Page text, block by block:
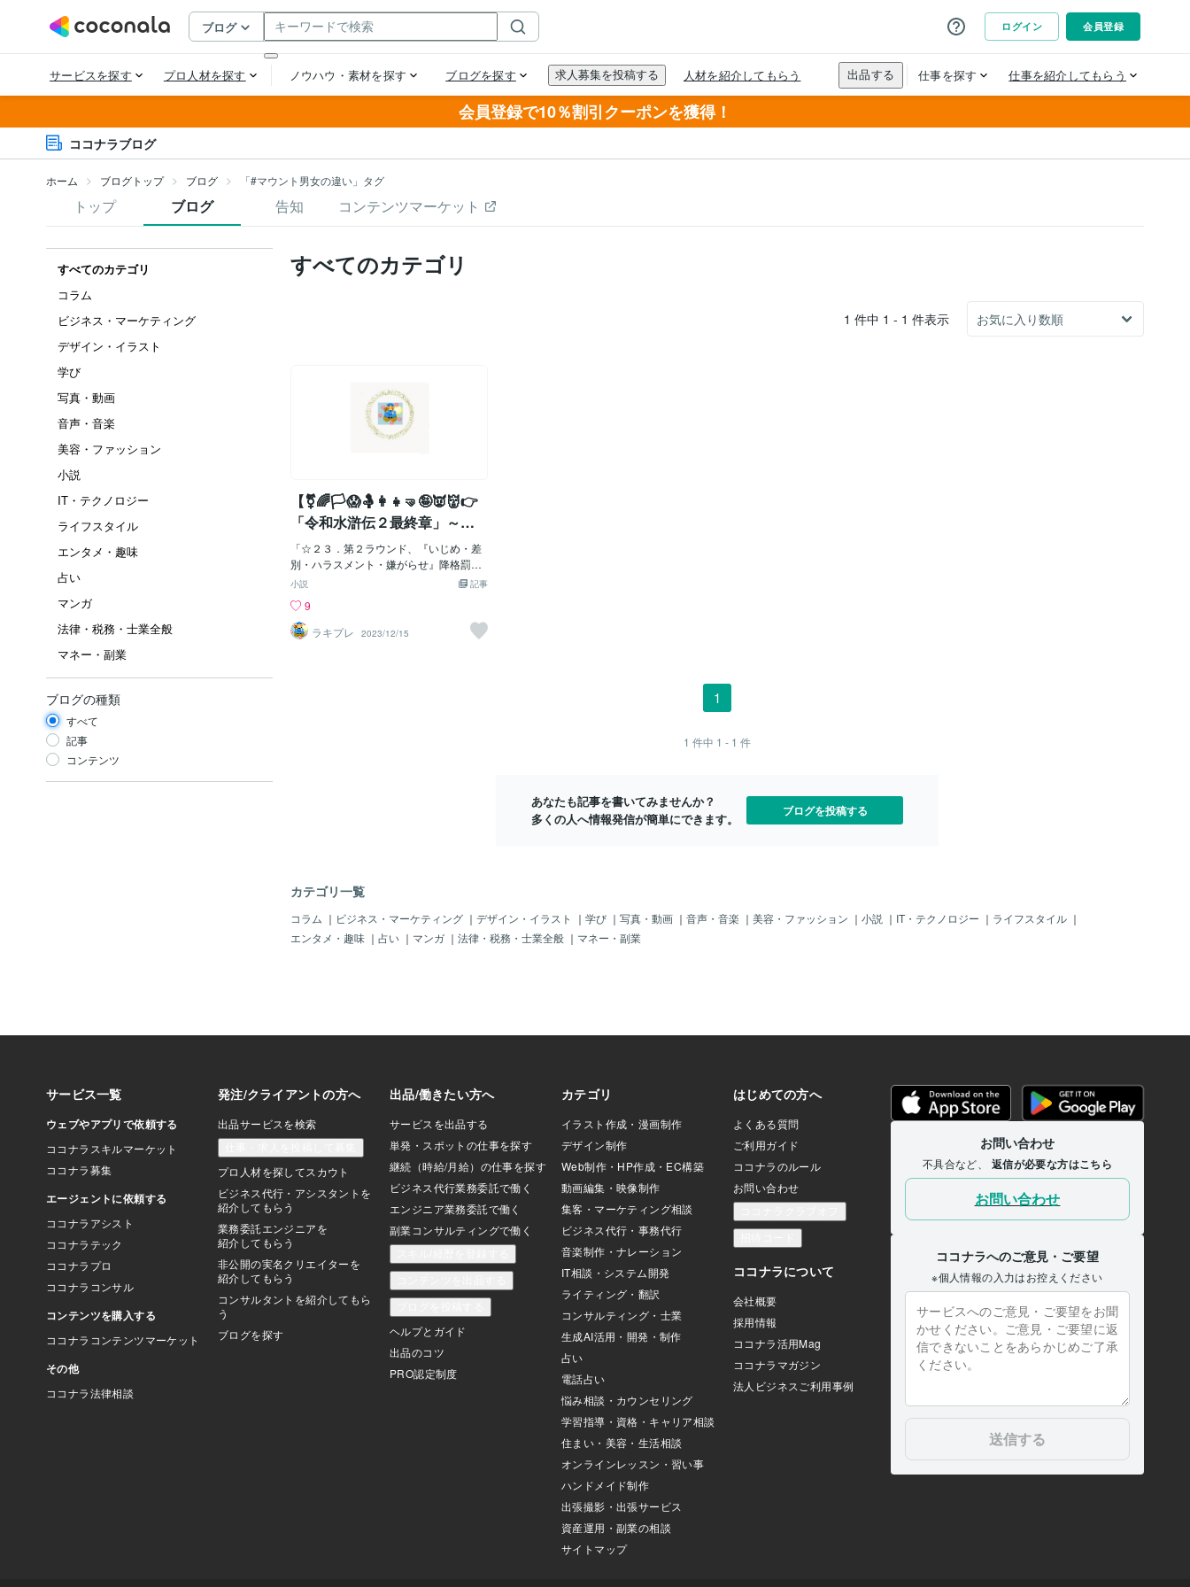
会員登録で10％割引クーポンを獲得！
ココナラブログ
ホーム ブログトップ ブログ 「#マウント男女の違い」タグ
トップ ブログ 告知 コンテンツマーケット
すべてのカテゴリ
コラム
ビジネス・マーケティング
デザイン・イラスト
学び
写真・動画
音声・音楽
美容・ファッション
小説
IT・テクノロジー
ライフスタイル
エンタメ・趣味
占い
マンガ
法律・税務・士業全般
マネー・副業
ブログの種類
すべて
記事
コンテンツ
すべてのカテゴリ
1 件中 1 - 1 件表示
【‍⚧🌈🏳😱🤱👩‍👧🤜🤪👿👹👉
「令和水滸伝２最終章」～国
をつくり直すぞ！「☆２３．
第２ラウンド、『いじめ・差
別・ハラスメント・嫌がら
せ』降格罰の理由、パブサポ
１会議５」
「☆２３．第２ラウンド、『いじめ・差
別・ハラスメント・嫌がらせ』降格罰の
理由、パブサポ１会議５」 「私共も国
ら調査監視を受け、問題があれば指導や
注意され、それでも暴走すれば公査審に
掛けられ、公禁法で処罰を受けます。
罰１処罰でふるい落としを始めます
が・・・」 挙手をし差され、立ち上が
った官僚 「定地元総理秘書官 荒井麻
加也（アライ・マカヤ）です。 なん
で、そんなにいじめや差別 ハラスメント
活躍は最初の部分か偶然で、一方ではト
ラブルや害をもたらし、それが大きな問
題に発展し、最終的には周りも巻き込み
破滅させるタイプです。 現に私が皆様
と対峙していますが、マウントの強気と
毅
記事
小説
9
ラキプレ
2023/12/15
1
1 件中 1 - 1 件
あなたも記事を書いてみませんか？
多くの人へ情報発信が簡単にできます。
ブログを投稿する
カテゴリ一覧
コラム ｜ ビジネス・マーケティング ｜ デザイン・イラスト ｜ 学び ｜ 写真・動画 ｜ 音声・音楽 ｜ 美容・ファッション ｜ 小説 ｜ IT・テクノロジー ｜ ライフスタイル ｜
エンタメ・趣味 ｜ 占い ｜ マンガ ｜ 法律・税務・士業全般 ｜ マネー・副業